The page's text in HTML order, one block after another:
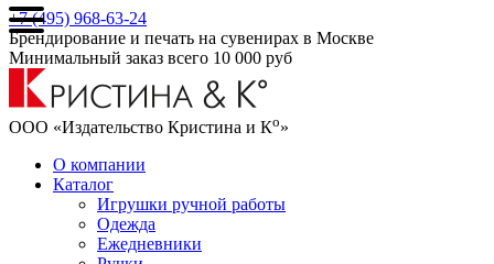
+7 (495) 968-63-24
Брендирование и печать на сувенирах в Москве
Минимальный заказ всего 10 000 руб
ООО «Издательство Кристина и Ко»
О компании
Каталог
Игрушки ручной работы
Одежда
Ежедневники